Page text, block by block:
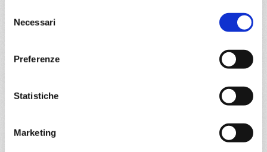
delNecessari
Preferenze
Statistiche
Marketing
Miami, Puerto Plata, San Juan, Ocean Cay Msc Marine